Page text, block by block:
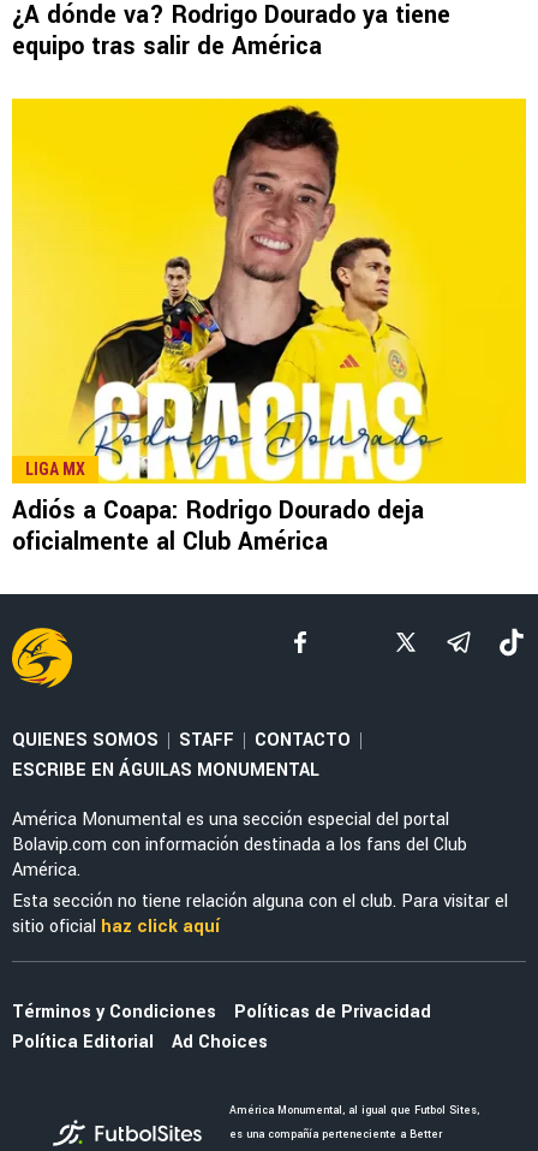
LEE TAMBIÉN
FEMENIL
¡Elegancia y poder! América Femenil estrena
su espectacular uniforme negro ante Cruz
Azul